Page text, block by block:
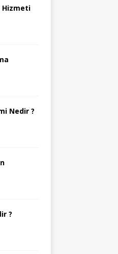
Hizmeti
Nedir ?
?